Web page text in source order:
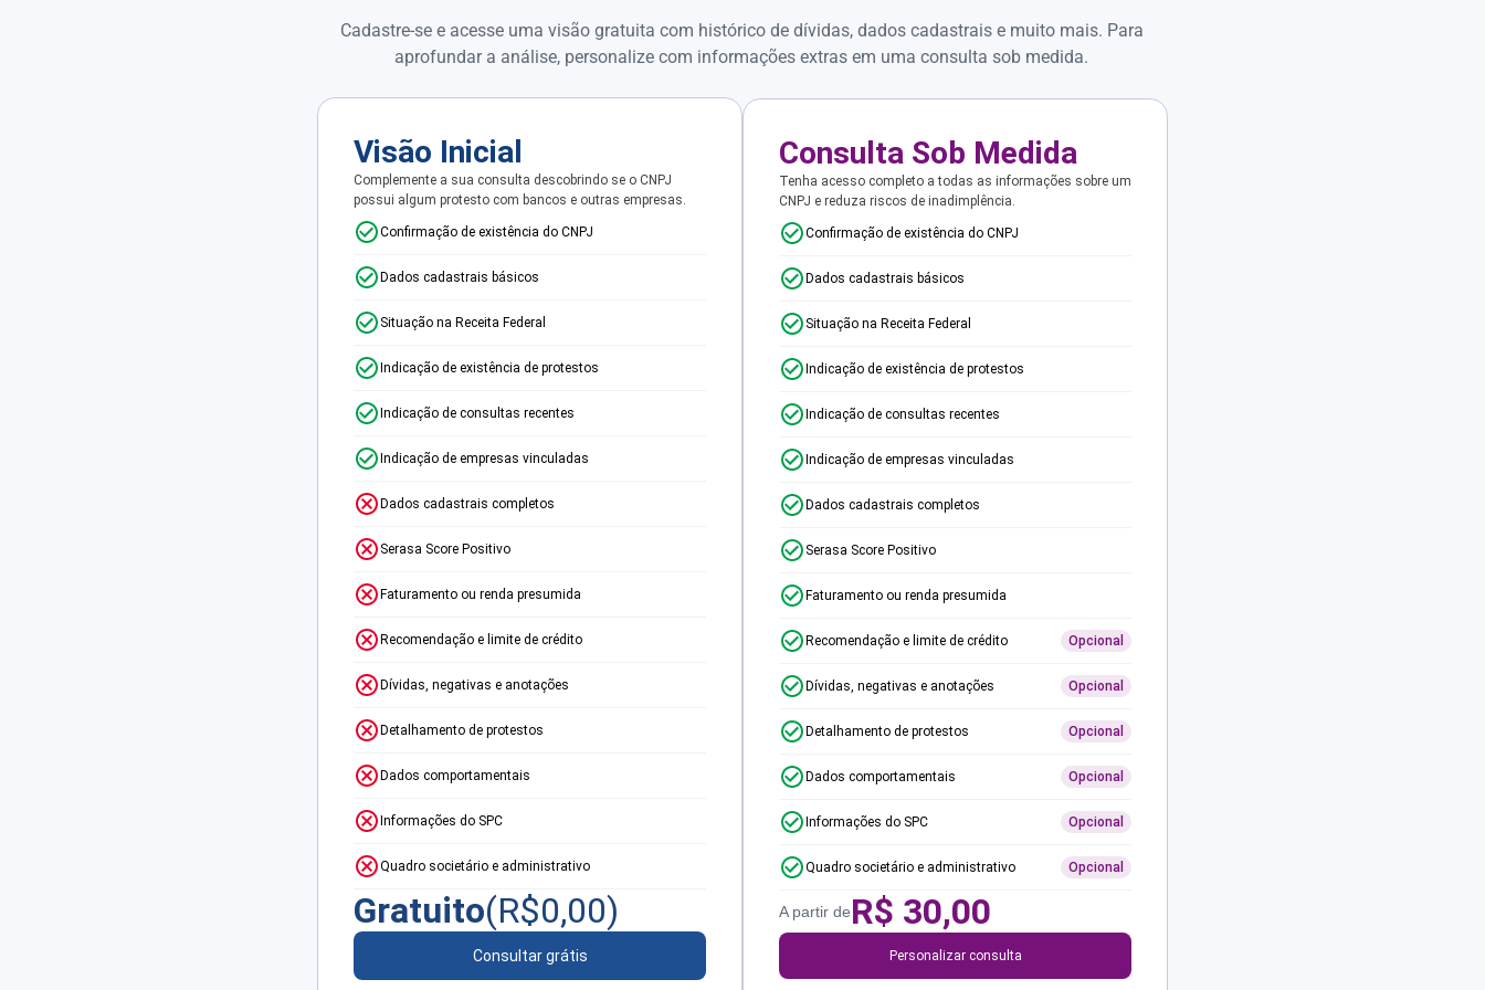
Cadastre-se e acesse uma visão gratuita com histórico de dívidas, dados cadastrais e muito mais. Para
aprofundar a análise, personalize com informações extras em uma consulta sob medida.
Visão Inicial
Complemente a sua consulta descobrindo se o CNPJ
possui algum protesto com bancos e outras empresas.
Confirmação de existência do CNPJ
Dados cadastrais básicos
Situação na Receita Federal
Indicação de existência de protestos
Indicação de consultas recentes
Indicação de empresas vinculadas
Dados cadastrais completos
Serasa Score Positivo
Faturamento ou renda presumida
Recomendação e limite de crédito
Dívidas, negativas e anotações
Detalhamento de protestos
Dados comportamentais
Informações do SPC
Quadro societário e administrativo
Gratuito(R$0,00)
Consultar grátis
Consulta Sob Medida
Tenha acesso completo a todas as informações sobre um
CNPJ e reduza riscos de inadimplência.
Confirmação de existência do CNPJ
Dados cadastrais básicos
Situação na Receita Federal
Indicação de existência de protestos
Indicação de consultas recentes
Indicação de empresas vinculadas
Dados cadastrais completos
Serasa Score Positivo
Faturamento ou renda presumida
Recomendação e limite de crédito Opcional
Dívidas, negativas e anotações Opcional
Detalhamento de protestos Opcional
Dados comportamentais Opcional
Informações do SPC Opcional
Quadro societário e administrativo Opcional
A partir deR$ 30,00
Personalizar consulta